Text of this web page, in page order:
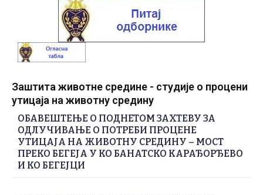
Заштита животне средине - студије о процени
утицаја на животну средину
ОБАВЕШТЕЊЕ О ПОДНЕТОМ ЗАХТЕВУ ЗА
ОДЛУЧИВАЊЕ О ПОТРЕБИ ПРОЦЕНЕ
УТИЦАЈА НА ЖИВОТНУ СРЕДИНУ – МОСТ
ПРЕКО БЕГЕЈА У КО БАНАТСКО КАРАЂОРЂЕВО
И КО БЕГЕЈЦИ